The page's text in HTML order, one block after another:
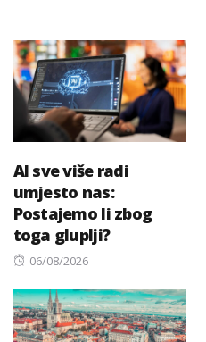
AI sve više radi
umjesto nas:
Postajemo li zbog
toga gluplji?
Posted
06/08/2026